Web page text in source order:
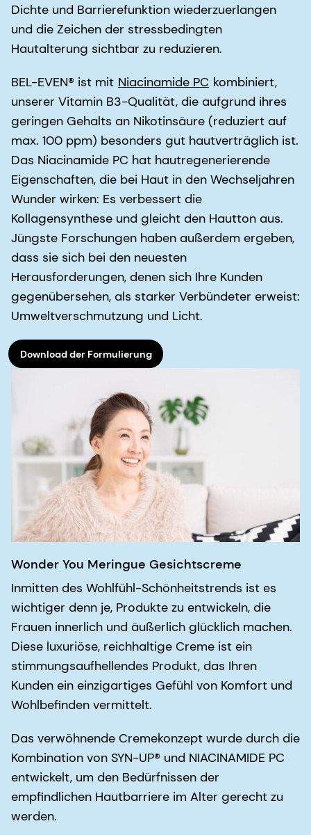
Dichte und Barrierefunktion wiederzuerlangen
und die Zeichen der stressbedingten
Hautalterung sichtbar zu reduzieren.
BEL-EVEN® ist mit Niacinamide PC kombiniert,
unserer Vitamin B3-Qualität, die aufgrund ihres
geringen Gehalts an Nikotinsäure (reduziert auf
max. 100 ppm) besonders gut hautverträglich ist.
Das Niacinamide PC hat hautregenerierende
Eigenschaften, die bei Haut in den Wechseljahren
Wunder wirken: Es verbessert die
Kollagensynthese und gleicht den Hautton aus.
Jüngste Forschungen haben außerdem ergeben,
dass sie sich bei den neuesten
Herausforderungen, denen sich Ihre Kunden
gegenübersehen, als starker Verbündeter erweist:
Umweltverschmutzung und Licht.
Download der Formulierung
Wonder You Meringue Gesichtscreme
Inmitten des Wohlfühl-Schönheitstrends ist es
wichtiger denn je, Produkte zu entwickeln, die
Frauen innerlich und äußerlich glücklich machen.
Diese luxuriöse, reichhaltige Creme ist ein
stimmungsaufhellendes Produkt, das Ihren
Kunden ein einzigartiges Gefühl von Komfort und
Wohlbefinden vermittelt.
Das verwöhnende Cremekonzept wurde durch die
Kombination von SYN-UP® und NIACINAMIDE PC
entwickelt, um den Bedürfnissen der
empfindlichen Hautbarriere im Alter gerecht zu
werden.